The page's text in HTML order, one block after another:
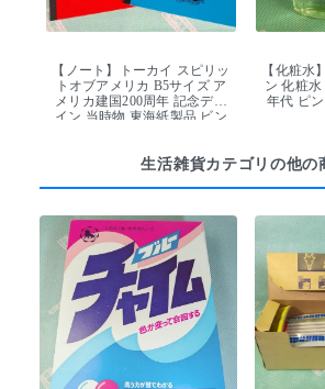
【ノート】トーカイ スピリッ
トオブアメリカ B5サイズ ア
メリカ建国200周年 記念デザ
イン 当時物 東海紙製品 ビン
【化粧水
ン 化粧
年代 ピン
生活雑貨カテゴリの他の